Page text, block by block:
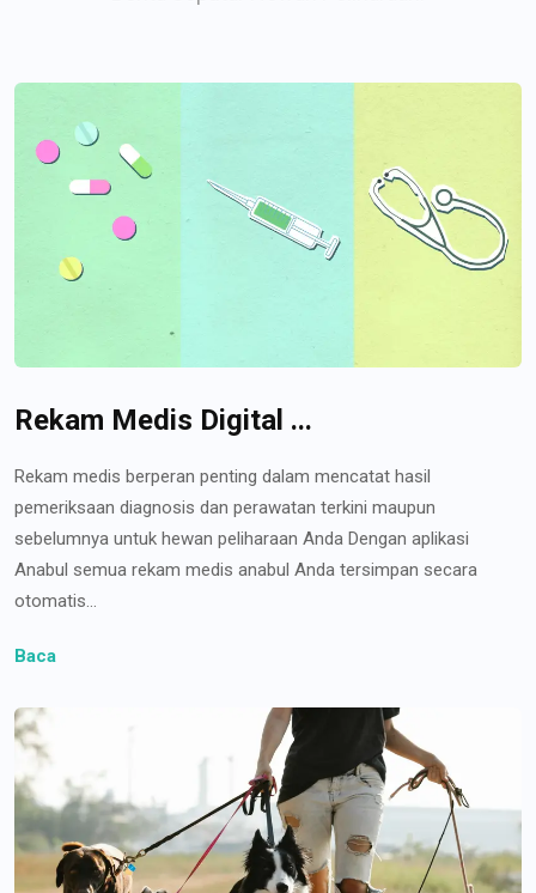
Rekam Medis Digital ...
Rekam medis berperan penting dalam mencatat hasil
pemeriksaan diagnosis dan perawatan terkini maupun
sebelumnya untuk hewan peliharaan Anda Dengan aplikasi
Anabul semua rekam medis anabul Anda tersimpan secara
otomatis...
Baca